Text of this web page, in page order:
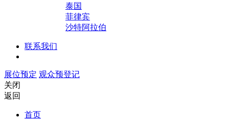
泰国
菲律宾
沙特阿拉伯
联系我们
展位预定 观众预登记
关闭
返回
首页